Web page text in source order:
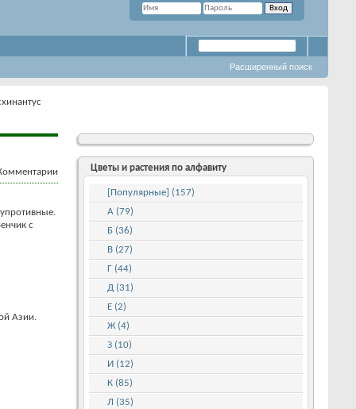
Расширенный поиск
с
Азии.
Цветы и растения по алфавиту
[Популярные] (157)
А (79)
Б (36)
В (27)
Г (44)
Д (31)
Е (2)
Ж (4)
З (10)
И (12)
К (85)
Л (35)